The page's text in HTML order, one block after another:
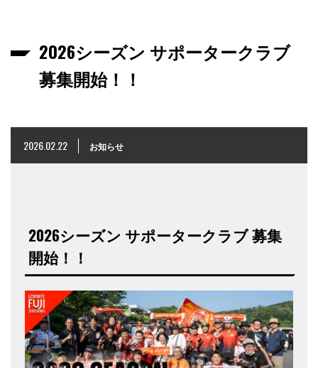
2026シーズン サポータークラブ
募集開始！！
2026.02.22 お知らせ
2026シーズン サポータークラブ 募集
開始！！